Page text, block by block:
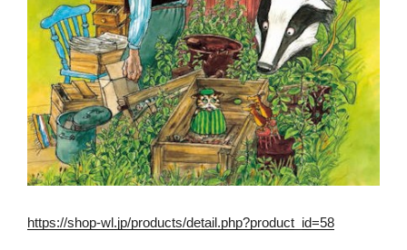
https://shop-wl.jp/products/detail.php?product_id=58